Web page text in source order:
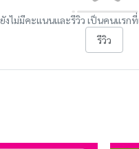
ยังไม่มีคะแนนและรีวิว เป็นคนแรก
รีวิว